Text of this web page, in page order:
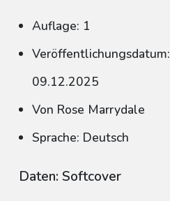
Auflage: 1
Veröffentlichungsdatum:
09.12.2025
Von Rose Marrydale
Sprache: Deutsch
Daten: Softcover